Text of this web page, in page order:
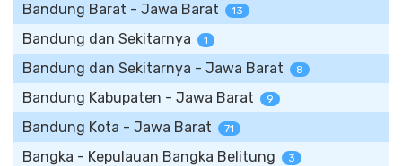
Bandung Barat - Jawa Barat 13
Bandung dan Sekitarnya 1
Bandung dan Sekitarnya - Jawa Barat 8
Bandung Kabupaten - Jawa Barat 9
Bandung Kota - Jawa Barat 71
Bangka - Kepulauan Bangka Belitung 3